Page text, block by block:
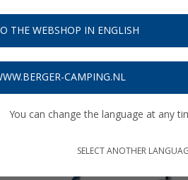
THE WEBSHOP IN ENGLISH
CAMPING.NL
You can change the language at any
SELECT ANOTHER